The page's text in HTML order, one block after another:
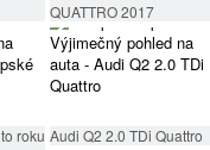
QUATTRO 2017
roku Audi Q2 2.0 TDi Quattro